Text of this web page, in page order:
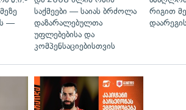
—
საქმეები — საიას ბრძოლა
დაზარალებულთა
უფლებებისა და
კომპენსაციებისთვის
რიგით